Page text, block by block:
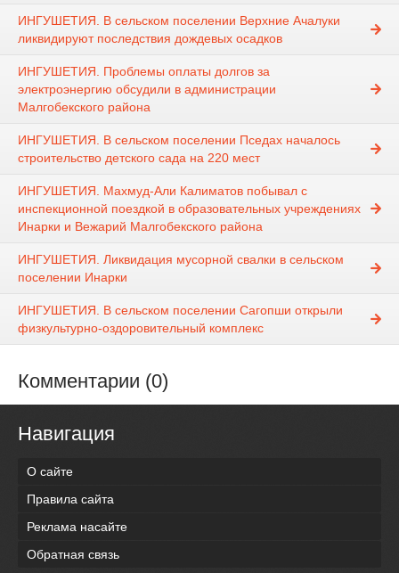
ИНГУШЕТИЯ. В сельском поселении Верхние Ачалуки
ликвидируют последствия дождевых осадков
ИНГУШЕТИЯ. Проблемы оплаты долгов за
электроэнергию обсудили в администрации
Малгобекского района
ИНГУШЕТИЯ. В сельском поселении Пседах началось
строительство детского сада на 220 мест
ИНГУШЕТИЯ. Махмуд-Али Калиматов побывал с
инспекционной поездкой в образовательных учреждениях
Инарки и Вежарий Малгобекского района
ИНГУШЕТИЯ. Ликвидация мусорной свалки в сельском
поселении Инарки
ИНГУШЕТИЯ. В сельском поселении Сагопши открыли
физкультурно-оздоровительный комплекс
Комментарии (0)
Навигация
О сайте
Правила сайта
Реклама насайте
Обратная связь